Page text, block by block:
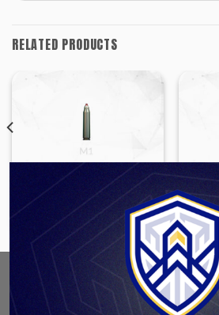
RELATED PRODUCTS
SMALL ARMS AMMUNITION
12,7×99 M1
ABOUT US